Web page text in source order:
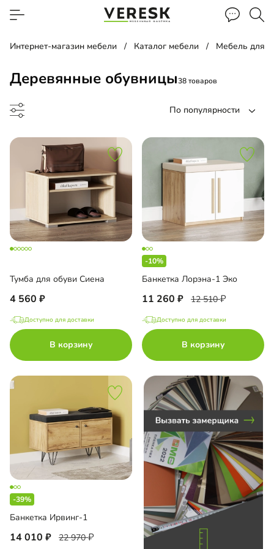
Интернет-магазин мебели Каталог мебели Мебель для
Деревянные обувницы38 товаров
По популярности
для обуви
до
до
Тумба для обуви Сиена
4 560
Доступно для доставки
В корзину
-10%
Банкетка Лорэна-1 Эко
11 260 12 510
Доступно для доставки
В корзину
-39%
Банкетка Ирвинг-1
14 010 22 970